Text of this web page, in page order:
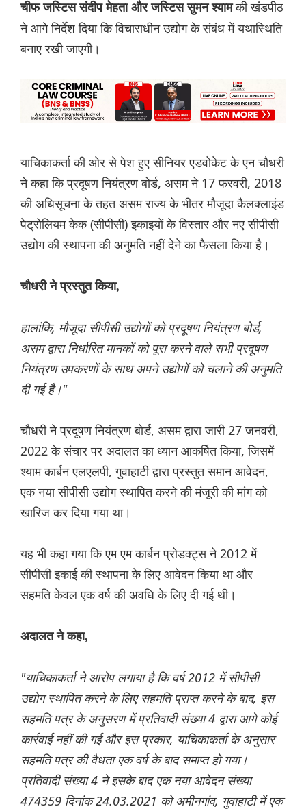
चीफ जस्टिस संदीप मेहता और जस्टिस सुमन श्यामकी खंडपीठ
ने आगे निर्देश दिया कि विचाराधीन उद्योग के संबंध में यथास्थिति
बनाए रखी जाएगी।
याचिकाकर्ता की ओर से पेश हुए सीनियर एडवोकेट के एन चौधरी
ने कहा कि प्रदूषण नियंत्रण बोर्ड, असम ने 17 फरवरी, 2018
की अधिसूचना के तहत असम राज्य के भीतर मौजूदा कैलक्लाइंड
पेट्रोलियम केक (सीपीसी) इकाइयों के विस्तार और नए सीपीसी
उद्योग की स्थापना की अनुमति नहीं देने का फैसला किया है।
चौधरी ने प्रस्तुत किया,
हालांकि, मौजूदा सीपीसी उद्योगों को प्रदूषण नियंत्रण बोर्ड,
असम द्वारा निर्धारित मानकों को पूरा करने वाले सभी प्रदूषण
नियंत्रण उपकरणों के साथ अपने उद्योगों को चलाने की अनुमति
दी गई है।"
चौधरी ने प्रदूषण नियंत्रण बोर्ड, असम द्वारा जारी 27 जनवरी,
2022 के संचार पर अदालत का ध्यान आकर्षित किया, जिसमें
श्याम कार्बन एलएलपी, गुवाहाटी द्वारा प्रस्तुत समान आवेदन,
एक नया सीपीसी उद्योग स्थापित करने की मंजूरी की मांग को
खारिज कर दिया गया था।
यह भी कहा गया कि एम एम कार्बन प्रोडक्ट्स ने 2012 में
सीपीसी इकाई की स्थापना के लिए आवेदन किया था और
सहमति केवल एक वर्ष की अवधि के लिए दी गई थी।
अदालत ने कहा,
"याचिकाकर्ता ने आरोप लगाया है कि वर्ष 2012 में सीपीसी
उद्योग स्थापित करने के लिए सहमति प्राप्त करने के बाद, इस
सहमति पत्र के अनुसरण में प्रतिवादी संख्या 4 द्वारा आगे कोई
कार्रवाई नहीं की गई और इस प्रकार, याचिकाकर्ता के अनुसार
सहमति पत्र की वैधता एक वर्ष के बाद समाप्त हो गया।
प्रतिवादी संख्या 4 ने इसके बाद एक नया आवेदन संख्या
474359 दिनांक 24.03.2021 को अमीनगांव, गुवाहाटी में एक